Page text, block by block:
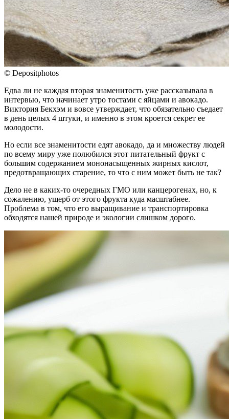
© Depositphotos
Едва ли не каждая вторая знаменитость уже рассказывала в
интервью, что начинает утро тостами с яйцами и авокадо.
Виктория Бекхэм и вовсе утверждает, что обязательно съедает
в день целых 4 штуки, и именно в этом кроется секрет ее
молодости.
Но если все знаменитости едят авокадо, да и множеству людей
по всему миру уже полюбился этот питательный фрукт с
большим содержанием мононасыщенных жирных кислот,
предотвращающих старение, то что с ним может быть не так?
Дело не в каких-то очередных ГМО или канцерогенах, но, к
сожалению, ущерб от этого фрукта куда масштабнее.
Проблема в том, что его выращивание и транспортировка
обходятся нашей природе и экологии слишком дорого.